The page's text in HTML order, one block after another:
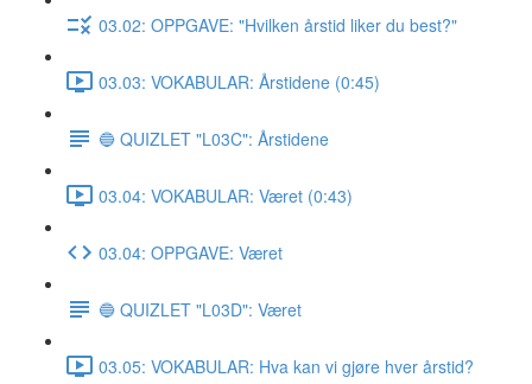
03.02: OPPGAVE: "Hvilken årstid liker du best?"
03.03: VOKABULAR: Årstidene (0:45)
🔵 QUIZLET "L03C": Årstidene
03.04: VOKABULAR: Været (0:43)
03.04: OPPGAVE: Været
🔵 QUIZLET "L03D": Været
03.05: VOKABULAR: Hva kan vi gjøre hver årstid?